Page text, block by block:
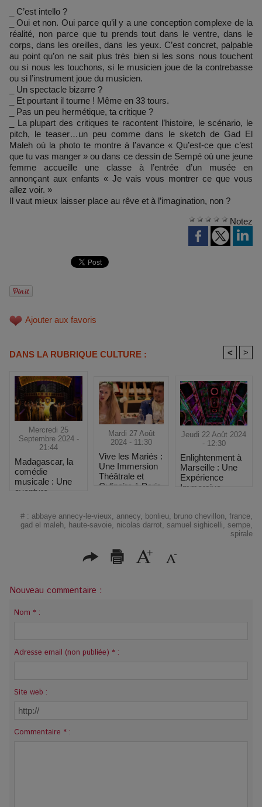
_ C’est intello ?
_ Oui et non. Oui parce qu’il y a une conception complexe de la
réalité, non parce que tu prends tout dans le ventre, dans le
corps, dans les oreilles, dans les yeux. C’est concret, palpable
au point qu’on ne sait plus très bien si les sons nous touchent
ou si nous les touchons, si le musicien joue de la contrebasse
ou si l’instrument joue du musicien.
_ Un spectacle bizarre ?
_ Et pourtant il tourne ! Même en 33 tours.
_ Pas un peu hermétique, ta critique ?
_ La plupart des critiques te racontent l’histoire, le scénario, le
pitch, le teaser…un peu comme dans le sketch de Gad El
Maleh où la photo te montre à l’avance « Qu’est-ce que c’est
que tu vas manger » ou dans ce dessin de Sempé où une jeune
femme accueille une classe à l’entrée d’un musée en
annonçant aux enfants « Je vais vous montrer ce que vous
allez voir. »
Il vaut mieux laisser place au rêve et à l’imagination, non ?
Notez
Ajouter aux favoris
DANS LA RUBRIQUE CULTURE : < >
Mercredi 25
Septembre 2024 -
21:44
Madagascar, la
comédie
musicale : Une
aventure
envoûtante à
Paris
Mardi 27 Août
2024 - 11:30
Vive les Mariés :
Une Immersion
Théâtrale et
Culinaire à Paris
Jeudi 22 Août 2024
- 12:30
Enlightenment à
Marseille : Une
Expérience
Immersive
4 Saisons
# : abbaye annecy-le-vieux annecy bonlieu bruno chevillon france
gad el maleh
haute-savoie nicolas darrot samuel sighicelli sempe
spirale
Nouveau commentaire :
Nom * :
Adresse email (non publiée) * :
Site web :
Commentaire * :